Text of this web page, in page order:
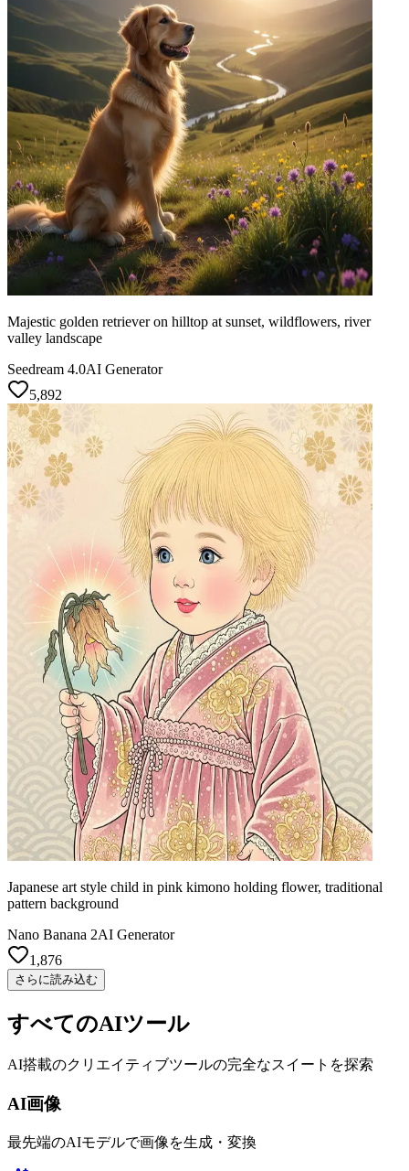
Majestic golden retriever on hilltop at sunset, wildflowers, river
valley landscape
Seedream 4.0AI Generator
5,892
Japanese art style child in pink kimono holding flower, traditional
pattern background
Nano Banana 2AI Generator
1,876
さらに読み込む
すべてのAIツール
AI搭載のクリエイティブツールの完全なスイートを探索
AI画像
最先端のAIモデルで画像を生成・変換